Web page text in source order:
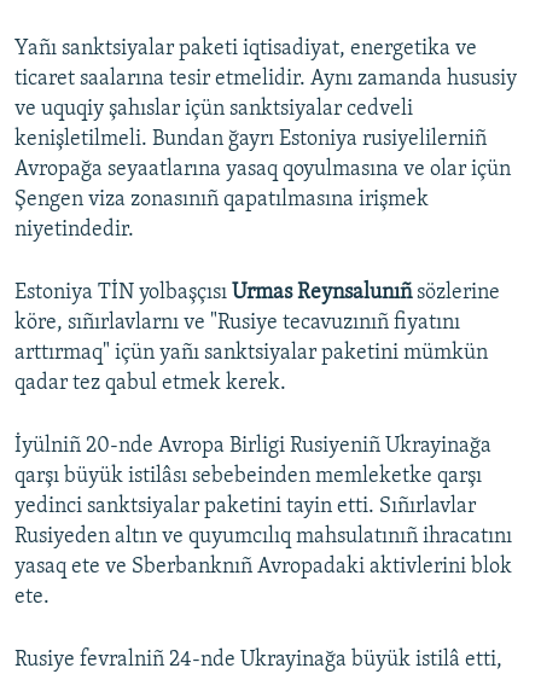
Yañı sanktsiyalar paketi iqtisadiyat, energetika ve
ticaret saalarına tesir etmelidir. Aynı zamanda hususiy
ve uquqiy şahıslar içün sanktsiyalar cedveli
kenişletilmeli. Bundan ğayrı Estoniya rusiyelilerniñ
Avropağa seyaatlarına yasaq qoyulmasına ve olar içün
Şengen viza zonasınıñ qapatılmasına irişmek
niyetindedir.
Estoniya TİN yolbaşçısı Urmas Reynsalunıñsözlerine
köre, sıñırlavlarnı ve "Rusiye tecavuzınıñ fiyatını
arttırmaq" içün yañı sanktsiyalar paketini mümkün
qadar tez qabul etmek kerek.
İyülniñ 20-nde Avropa Birligi Rusiyeniñ Ukrayinağa
qarşı büyük istilâsı sebebeinden memleketke qarşı
yedinci sanktsiyalar paketini tayin etti. Sıñırlavlar
Rusiyeden altın ve quyumcılıq mahsulatınıñ ihracatını
yasaq ete ve Sberbanknıñ Avropadaki aktivlerini blok
ete.
Rusiye fevralniñ 24-nde Ukrayinağa büyük istilâ etti,